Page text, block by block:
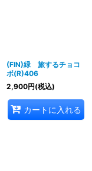
(FIN)緑 旅するチョコ
ボ(R)406
2,900円(税込)
カートに入れる